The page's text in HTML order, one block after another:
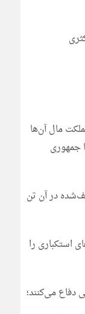
مال آن‌ها
جمهوری
در آن تن
استکباری را
دفاع می‌کنند؛